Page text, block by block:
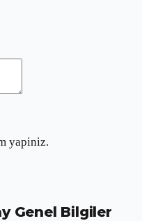
yapiniz.
Genel Bilgiler